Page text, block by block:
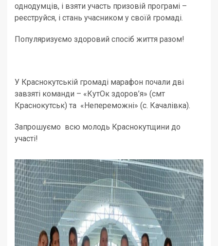
однодумців, і взяти участь призовій програмі –
реєструйся, і стань учасником у своїй громаді.
Популяризуємо здоровий спосіб життя разом!
У Краснокутській громаді марафон почали дві
завзяті команди – «КутОк здоров’я» (смт
Краснокутськ) та «Непереможні» (с. Качалівка).
Запрошуємо всю молодь Краснокутщини до
участі!